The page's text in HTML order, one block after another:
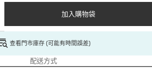
加入購物袋
查看門市庫存 (可能有時間誤差)
配送方式